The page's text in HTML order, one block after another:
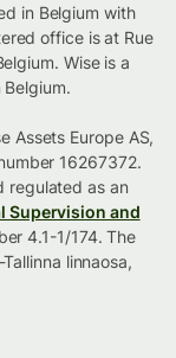
in Belgium with
office is at Rue
Wise is a
Assets Europe AS,
16267372.
regulated as an
Supervision and
4.1-1/174. The
linnaosa,